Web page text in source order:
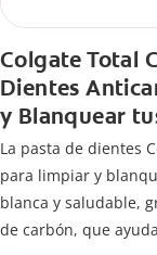
Colgate Total
Dientes
y Blanquear
La pasta de dientes
para limpiar y
blanca y saludable,
de carbón, que